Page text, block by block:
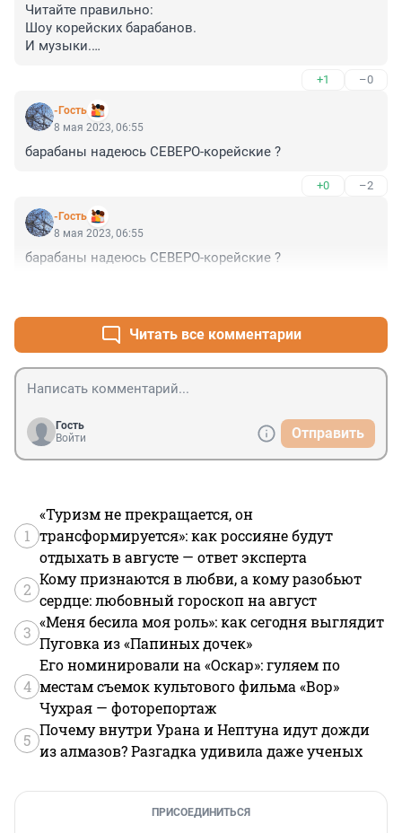
Читайте правильно:
Шоу корейских барабанов.
И музыки.
+1 –0
-Гость
8 мая 2023, 06:55
барабаны надеюсь СЕВЕРО-корейские ?
+0 –2
-Гость
8 мая 2023, 06:55
барабаны надеюсь СЕВЕРО-корейские ?
Читать все комментарии
Гость
Войти
Отправить
1
«Туризм не прекращается, он
трансформируется»: как россияне будут
отдыхать в августе — ответ эксперта
2
Кому признаются в любви, а кому разобьют
сердце: любовный гороскоп на август
3
«Меня бесила моя роль»: как сегодня выглядит
Пуговка из «Папиных дочек»
4
Его номинировали на «Оскар»: гуляем по
местам съемок культового фильма «Вор»
Чухрая — фоторепортаж
5
Почему внутри Урана и Нептуна идут дожди
из алмазов? Разгадка удивила даже ученых
ПРИСОЕДИНИТЬСЯ